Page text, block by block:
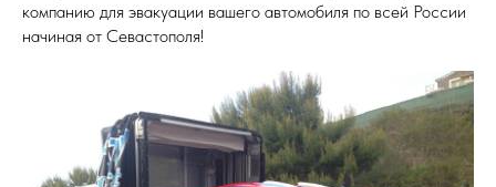
компанию для эвакуации вашего автомобиля по всей России
начиная от Севастополя!